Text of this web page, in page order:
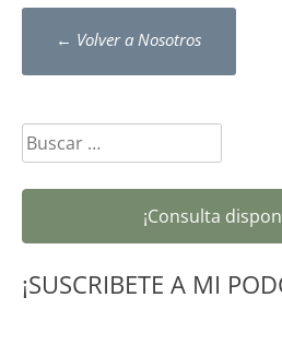
Post
navigation
← Volver a Nosotros
Buscar:
¡Consulta
¡SUSCRIBETE A MI